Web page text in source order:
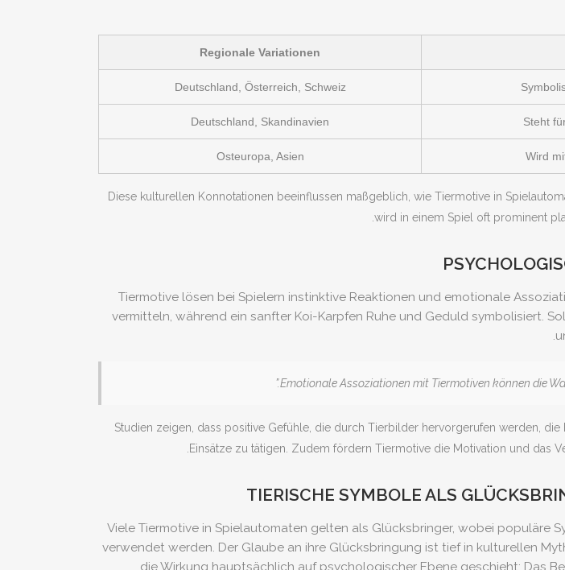
Regionale Variationen
Deutschland, Österreich, Schweiz
Steht
Deutschland, Skandinavien
Wird
Osteuropa, Asien
Diese kulturellen Konnotationen beeinflussen maßgeblich, wie Tiermotive in
wird in einem Spiel oft prominent
Tiermotive lösen bei Spielern instinktive Reaktionen und emotionale
vermitteln, während ein sanfter Koi-Karpfen Ruhe und Geduld symbolisiert.
Studien zeigen, dass positive Gefühle, die durch Tierbilder hervorgerufen werden,
Einsätze zu tätigen. Zudem fördern Tiermotive die Motivation und das
TIERISCHE SYMBOLE ALS
Viele Tiermotive in Spielautomaten gelten als Glücksbringer, wobei populäre
verwendet werden. Der Glaube an ihre Glücksbringung ist tief in kulturellen
die Wirkung hauptsächlich auf psychologischer Ebene geschieht: Das